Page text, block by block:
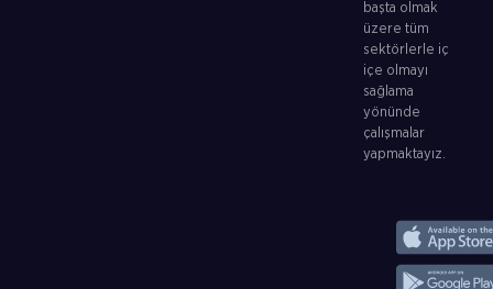
başta olmak
üzere tüm
sektörlerle iç
içe olmayı
sağlama
yönünde
çalışmalar
yapmaktayız.